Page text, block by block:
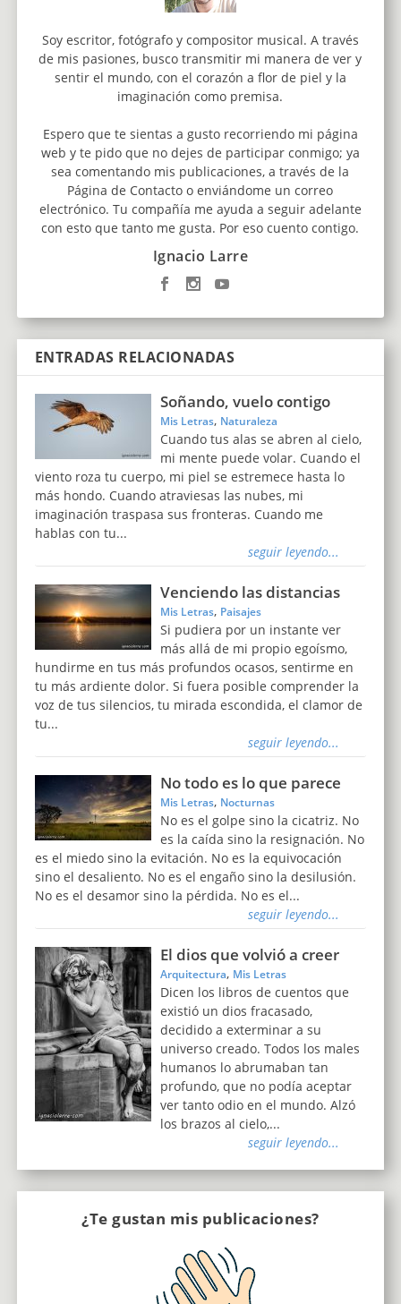
Soy escritor, fotógrafo y compositor musical. A través
de mis pasiones, busco transmitir mi manera de ver y
sentir el mundo, con el corazón a flor de piel y la
imaginación como premisa.
Espero que te sientas a gusto recorriendo mi página
web y te pido que no dejes de participar conmigo; ya
sea comentando mis publicaciones, a través de la
Página de Contacto o enviándome un correo
electrónico. Tu compañía me ayuda a seguir adelante
con esto que tanto me gusta. Por eso cuento contigo.
Ignacio Larre
ENTRADAS RELACIONADAS
Soñando, vuelo contigo
Mis Letras, Naturaleza
Cuando tus alas se abren al cielo,
mi mente puede volar. Cuando el
viento roza tu cuerpo, mi piel se estremece hasta lo
más hondo. Cuando atraviesas las nubes, mi
imaginación traspasa sus fronteras. Cuando me
hablas con tu...
seguir leyendo...
Venciendo las distancias
Mis Letras, Paisajes
Si pudiera por un instante ver
más allá de mi propio egoísmo,
hundirme en tus más profundos ocasos, sentirme en
tu más ardiente dolor. Si fuera posible comprender la
voz de tus silencios, tu mirada escondida, el clamor de
tu...
seguir leyendo...
No todo es lo que parece
Mis Letras, Nocturnas
No es el golpe sino la cicatriz. No
es la caída sino la resignación. No
es el miedo sino la evitación. No es la equivocación
sino el desaliento. No es el engaño sino la desilusión.
No es el desamor sino la pérdida. No es el...
seguir leyendo...
El dios que volvió a creer
Arquitectura, Mis Letras
Dicen los libros de cuentos que
existió un dios fracasado,
decidido a exterminar a su
universo creado. Todos los males
humanos lo abrumaban tan
profundo, que no podía aceptar
ver tanto odio en el mundo. Alzó
los brazos al cielo,...
seguir leyendo...
¿Te gustan mis publicaciones?